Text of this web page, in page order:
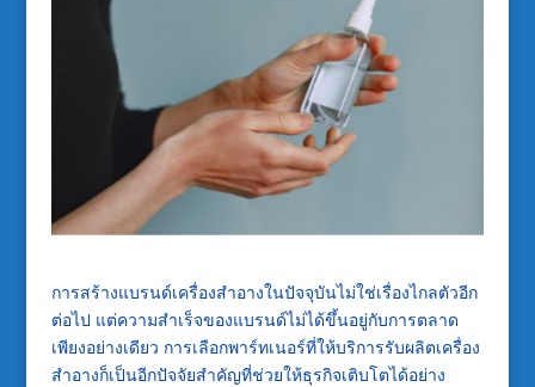
การสร้างแบรนด์เครื่องสำอางในปัจจุบันไม่ใช่เรื่องไกลตัวอีก
ต่อไป แต่ความสำเร็จของแบรนด์ไม่ได้ขึ้นอยู่กับการตลาด
เพียงอย่างเดียว การเลือกพาร์ทเนอร์ที่ให้บริการรับผลิตเครื่อง
สำอางก็เป็นอีกปัจจัยสำคัญที่ช่วยให้ธุรกิจเติบโตได้อย่าง